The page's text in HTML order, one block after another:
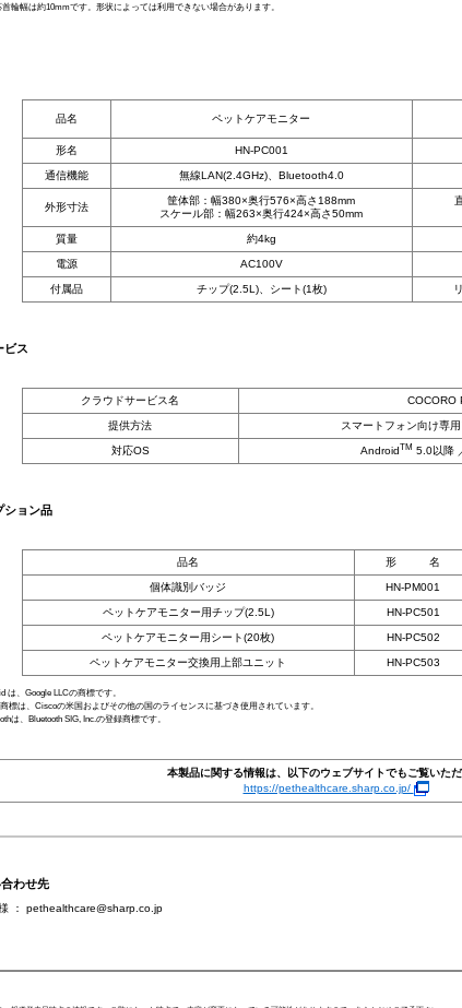
輪幅は約10mmです。形状によっては利用できない場合があります。
品名 ペットケアモニター
形名 HN-PC001
通信機能 無線LAN(2.4GHz)、Bluetooth4.0
外形寸法
筐体部：幅380×奥行576×高さ188mm
スケール部：幅263×奥行424×高さ50mm
質量 約4kg
電源 AC100V
付属品 チップ(2.5L)、シート(1枚)
ビス
クラウドサービス名 COCORO
提供方法 スマートフォン向け専
対応OS AndroidTM 5.0以降
ション品
品名 形 名
個体識別バッジ HN-PM001
ペットケアモニター用チップ(2.5L) HN-PC501
ペットケアモニター用シート(20枚) HN-PC502
ペットケアモニター交換用上部ユニット HN-PC503
は、Google LLCの商標です。
標は、Ciscoの米国およびその他の国のライセンスに基づき使用されています。
は、Bluetooth SIG, Inc.の登録商標です。
本製品に関する情報は、以下のウェブサイトでもご覧いただ
https://pethealthcare.sharp.co.jp/
わせ先
： pethealthcare@sharp.co.jp